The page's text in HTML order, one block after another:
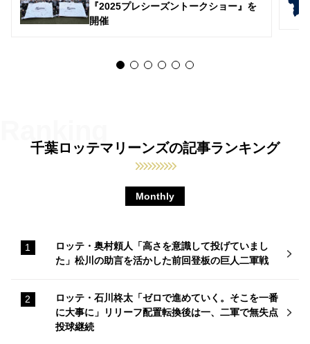
『2025プレシーズントークショー』を
開催
千葉ロッテマリーンズの記事ランキング
Monthly
ロッテ・奥村頼人「高さを意識して投げていまし
た」松川の助言を活かした前回登板の巨人二軍戦
ロッテ・石川柊太「ゼロで進めていく。そこを一番
に大事に」リリーフ配置転換後は一、二軍で無失点
投球継続